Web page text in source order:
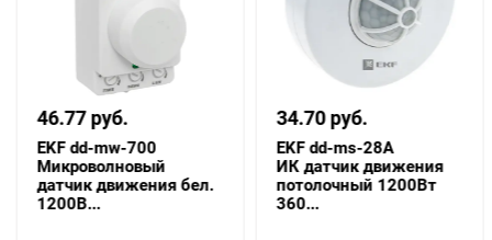
46.77 руб.
EKF dd-mw-700
Микроволновый
датчик движения бел.
1200В...
34.70 руб.
EKF dd-ms-28A
ИК датчик движения
потолочный 1200Вт
360...